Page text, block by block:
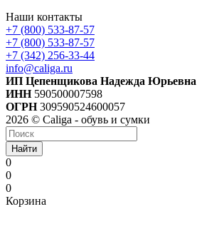
Наши контакты
+7 (800) 533-87-57
+7 (800) 533-87-57
+7 (342) 256-33-44
info@caliga.ru
ИП Цепенщикова Надежда Юрьевна
ИНН 590500007598
ОГРН309590524600057
2026 © Caliga - обувь и сумки
Найти
0
0
0
Корзина